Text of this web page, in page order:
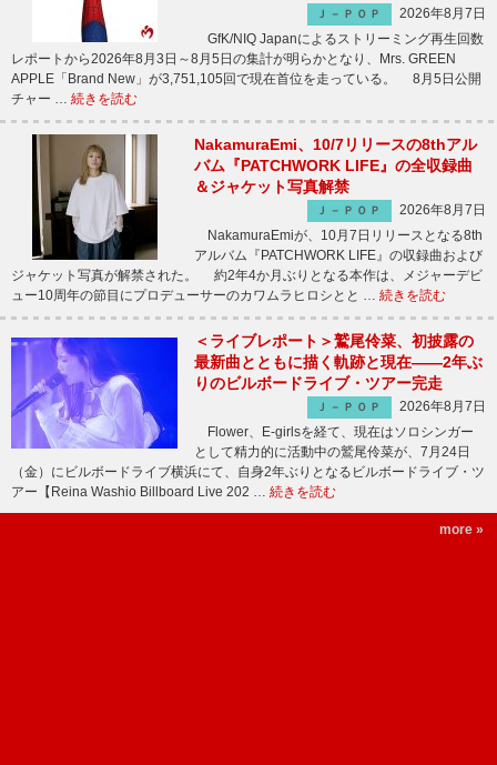
Ｊ－ＰＯＰ
2026年8月7日
GfK/NIQ Japanによるストリーミング再生回数
レポートから2026年8月3日～8月5日の集計が明らかとなり、Mrs. GREEN
APPLE「Brand New」が3,751,105回で現在首位を走っている。 8月5日公開
チャー … 続きを読む
NakamuraEmi、10/7リリースの8thアル
バム『PATCHWORK LIFE』の全収録曲
＆ジャケット写真解禁
Ｊ－ＰＯＰ
2026年8月7日
NakamuraEmiが、10月7日リリースとなる8th
アルバム『PATCHWORK LIFE』の収録曲および
ジャケット写真が解禁された。 約2年4か月ぶりとなる本作は、メジャーデビ
ュー10周年の節目にプロデューサーのカワムラヒロシとと … 続きを読む
＜ライブレポート＞鷲尾伶菜、初披露の
最新曲とともに描く軌跡と現在――2年ぶ
りのビルボードライブ・ツアー完走
Ｊ－ＰＯＰ
2026年8月7日
Flower、E-girlsを経て、現在はソロシンガー
として精力的に活動中の鷲尾伶菜が、7月24日
（金）にビルボードライブ横浜にて、自身2年ぶりとなるビルボードライブ・ツ
アー【Reina Washio Billboard Live 202 … 続きを読む
more »